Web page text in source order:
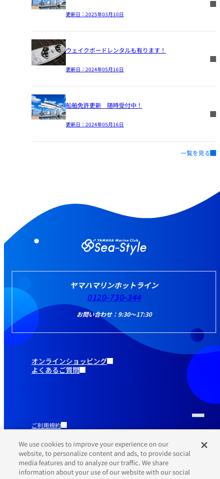
更新日： 2025年03月10日
ウェイクボードレンタルも有ります！
更新日： 2024年05月16日
船舶免許更新 随時受付中！
更新日： 2024年05月16日
一覧を見る
ヤマハマリンホットライン
0120-730-344
お問い合わせ：9:30～17:30
オンラインショッピング
よくあるご質問
ご利用規約
プライバシーポリシー
Cookieポリシー
We use cookies to improve your experience on our
website, to personalize content and ads, to provide social
media features and to analyze our traffic. We share
information about your use of our website with our social